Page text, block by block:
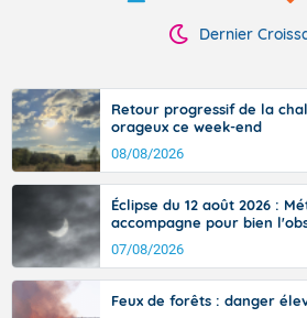
Dernier
Retour progressif de la
orageux ce week-end
08/08/2026
Éclipse du 12 août 2026 :
accompagne pour bien
07/08/2026
Feux de forêts : danger